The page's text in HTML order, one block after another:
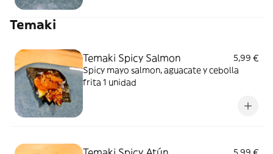
Temaki
Temaki Spicy Salmon
5,99 €
Spicy mayo salmon, aguacate y cebolla
frita 1 unidad